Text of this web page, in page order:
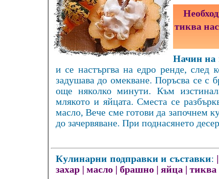
тиква
Начин на
и се настъргва на едро ренде, след
задушава до омекване. Поръсва се с
още няколко минути. Към
млякото и яйцата. Сместа се
масло, Вече сме готови да започнем
до зачервяване. При поднасянето
Кулинарни подправки и съставки:
захар
масло брашно яйца тиква